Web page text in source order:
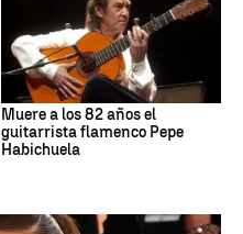
Muere a los 82 años el
guitarrista flamenco Pepe
Habichuela